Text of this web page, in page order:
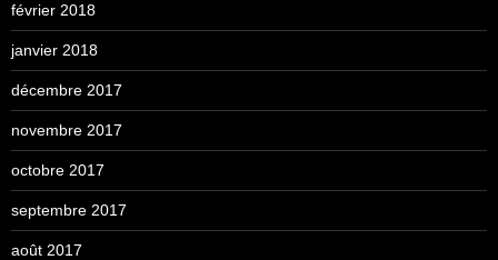
février 2018
janvier 2018
décembre 2017
novembre 2017
octobre 2017
septembre 2017
août 2017